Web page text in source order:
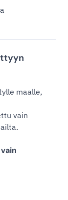
maalle,
vain